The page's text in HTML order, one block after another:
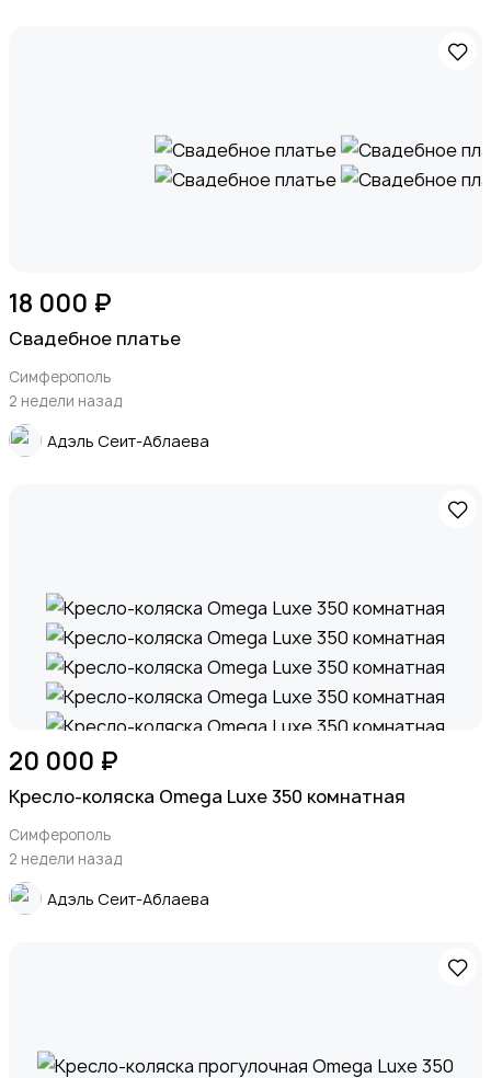
18 000 ₽
Свадебное платье
Симферополь
2 недели назад
Адэль Сеит-Аблаева
20 000 ₽
Кресло-коляска Omega Luxe 350 комнатная
Симферополь
2 недели назад
Адэль Сеит-Аблаева